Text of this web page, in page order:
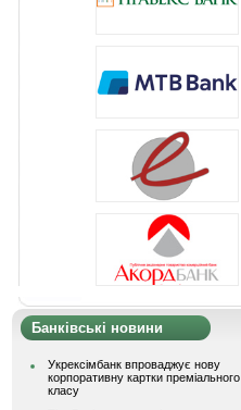
Банківські новини
Укрексімбанк впроваджує нову
корпоративну картки преміального
класу